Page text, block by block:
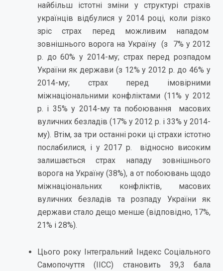
найбільш істотні зміни у структурі страхів
українців відбулися у 2014 році, коли різко
зріс страх перед можливим нападом
зовнішнього ворога на Україну (з 7% у 2012
р. до 60% у 2014-му; страх перед розпадом
України як держави (з 12% у 2012 р. до 46% у
2014-му; страх перед імовірними
міжнаціональними конфліктами (11% у 2012
р. і 35% у 2014-му та побоювання масових
вуличних безладів (17% у 2012 р. і 33% у 2014-
му). Втім, за три останні роки ці страхи істотно
послабилися, і у 2017 р. відносно високим
залишається страх нападу зовнішнього
ворога на Україну (38%), а от побоювань щодо
міжнаціональних конфліктів, масових
вуличних безладів та розпаду України як
держави стало дещо менше (відповідно, 17%,
21% і 28%).
Цього року Інтегральний Індекс Соціального
Самопочуття (ІІСС) становить 39,3 бала